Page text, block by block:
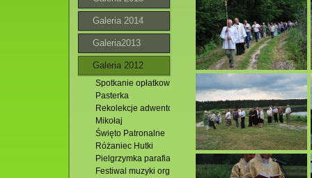
Galeria 2014
Galeria2013
Galeria 2012
Spotkanie opłatkowe
Pasterka
Rekolekcje adwentowe
Mikołaj
Święto Patronalne
Różaniec Hutki
Pielgrzymka parafialna
Festiwal muzyki organowej i kameralnej